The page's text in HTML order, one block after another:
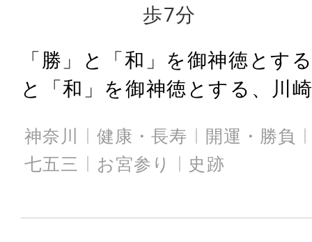
歩7分
「勝」と「和」を御神徳と
と「和」を御神徳とする、川
神奈川 健康・長寿
開運・勝負
七五三
お宮参り 史跡